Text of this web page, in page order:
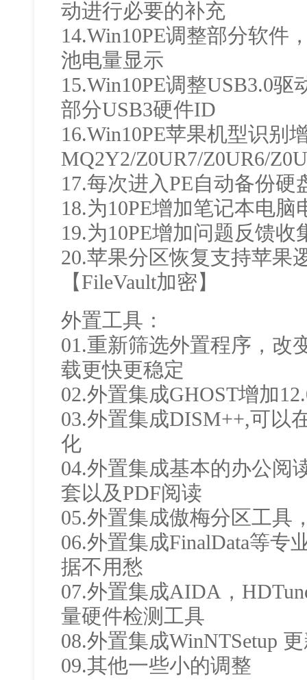
动进行必要的补充
14.Win10PE调整部分软件
池电量显示
15.Win10PE调整USB3.0
部分USB3硬件ID
16.Win10PE苹果机型识别
MQ2Y2/Z0UR7/Z0UR6/
17.每次进入PE自动备份硬
18.为10PE增加笔记本电
19.为10PE增加问题反馈
20.苹果分区恢复支持苹果
【FileVault加密】
外置工具：
01.重新筛选外置程序，改
载更快更稳定
02.外置集成GHOST增加
03.外置集成DISM++,可以
化
04.外置集成基本的办公阅
套以及PDF阅读
05.外置集成傲梅分区工具
06.外置集成FinalData等专
据不用愁
07.外置集成AIDA，
量硬件检测工具
08.外置集成WinNTSetup
09.其他一些小的调整